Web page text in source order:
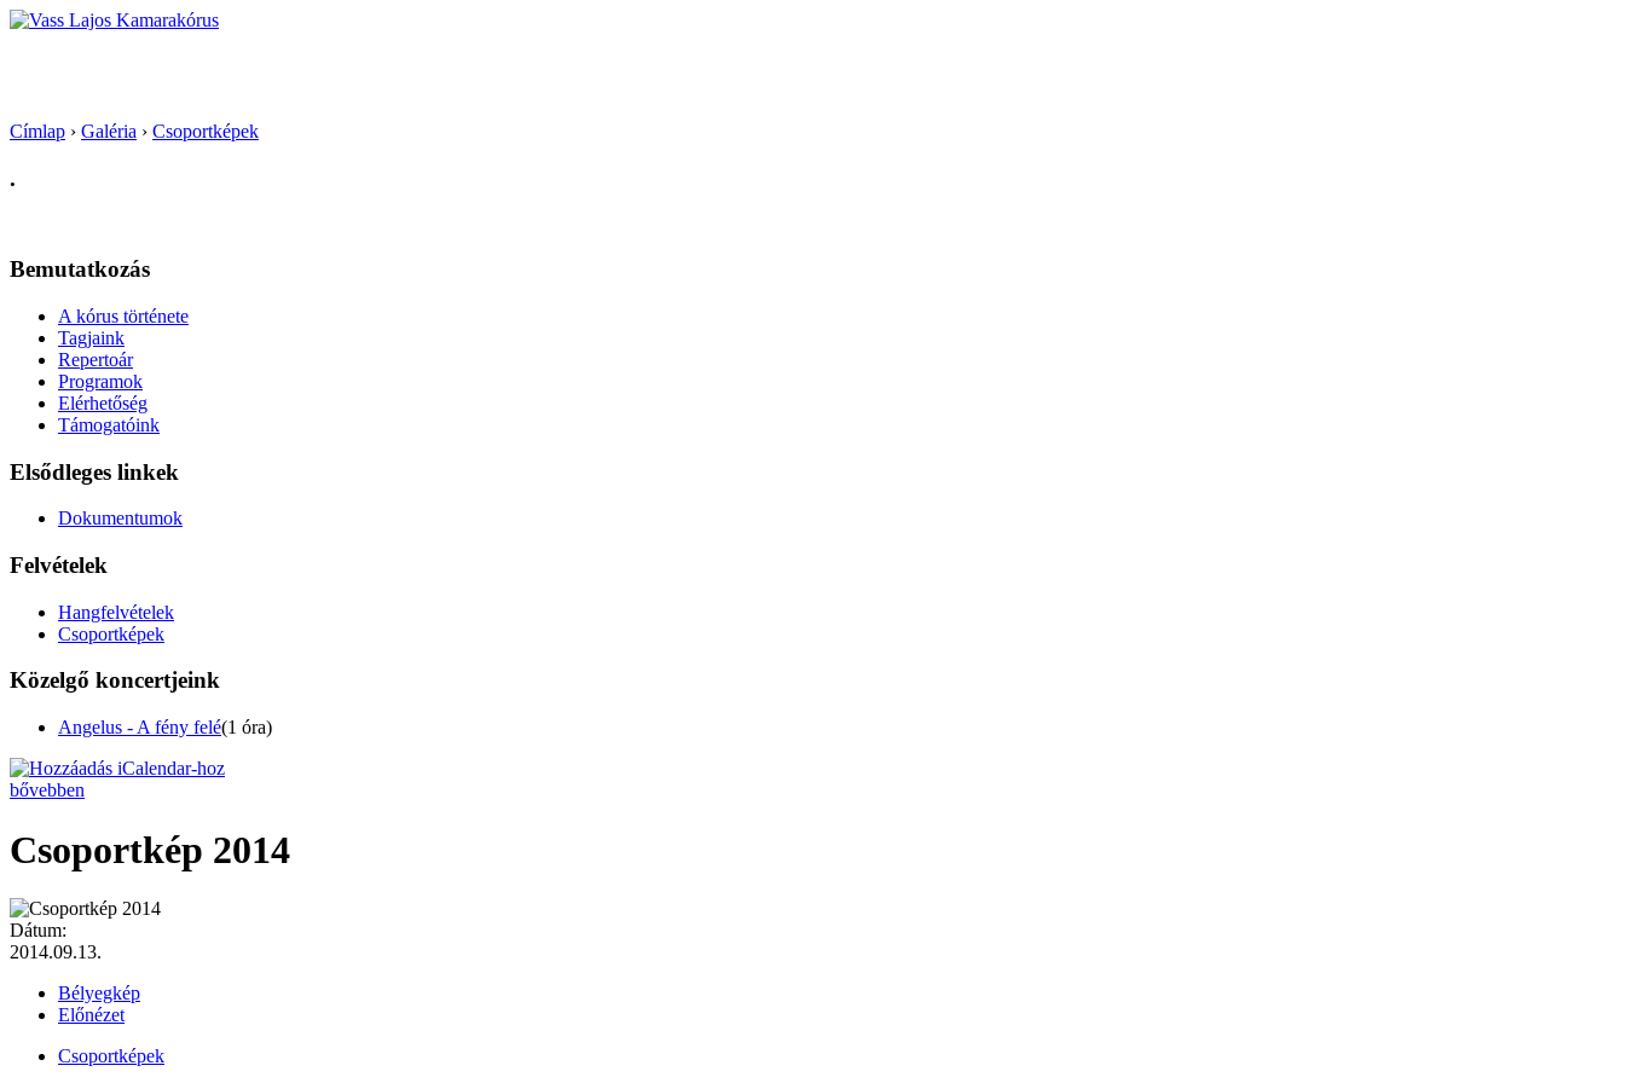
Címlap › Galéria › Csoportképek
.
Bemutatkozás
A kórus története
Tagjaink
Repertoár
Programok
Elérhetőség
Támogatóink
Elsődleges linkek
Dokumentumok
Felvételek
Hangfelvételek
Csoportképek
Közelgő koncertjeink
Angelus - A fény felé(1 óra)
bővebben
Csoportkép 2014
Dátum:
2014.09.13.
Bélyegkép
Előnézet
Csoportképek